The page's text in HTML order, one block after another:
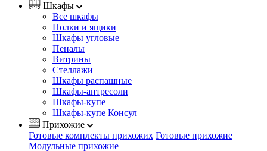
Шкафы
Все шкафы
Полки и ящики
Шкафы угловые
Пеналы
Витрины
Стеллажи
Шкафы распашные
Шкафы-антресоли
Шкафы-купе
Шкафы-купе Консул
Прихожие
Готовые комплекты прихожих Готовые прихожие
Модульные прихожие